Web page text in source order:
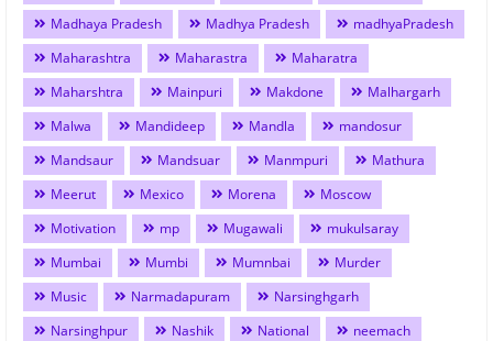
Madhaya Pradesh
Madhya Pradesh
madhyaPradesh
Maharashtra
Maharastra
Maharatra
Maharshtra
Mainpuri Makdone
Malhargarh
Malwa
Mandideep Mandla
mandosur
Mandsaur
Mandsuar Manmpuri
Mathura
Meerut
Mexico Morena
Moscow
Motivation
mp Mugawali
mukulsaray
Mumbai
Mumbi Mumnbai
Murder
Music
Narmadapuram
Narsinghgarh
Narsinghpur
Nashik National
neemach